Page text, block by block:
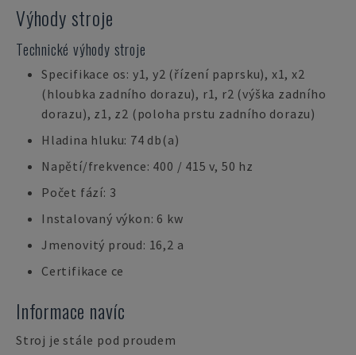
Výhody stroje
Technické výhody stroje
Specifikace os: y1, y2 (řízení paprsku), x1, x2
(hloubka zadního dorazu), r1, r2 (výška zadního
dorazu), z1, z2 (poloha prstu zadního dorazu)
Hladina hluku: 74 db(a)
Napětí/frekvence: 400 / 415 v, 50 hz
Počet fází: 3
Instalovaný výkon: 6 kw
Jmenovitý proud: 16,2 a
Certifikace ce
Informace navíc
Stroj je stále pod proudem